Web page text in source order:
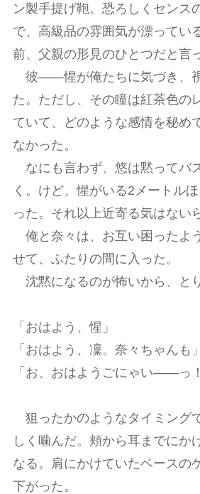
ン製手提げ鞄。恐ろしくセンス
で、高級品の雰囲気が漂ってい
前、父親の形見のひとつだと言
彼――惺が俺たちに気づき、
た。ただし、その瞳は紅茶色の
ていて、どのような感情を秘め
なかった。
なにも言わず、悠は黙ってバ
く。けど、惺がいる2メートル
った。それ以上近寄る気はない
俺と奈々は、お互い困ったよ
せて、ふたりの間に入った。
沈黙になるのが怖いから、と
「おはよう、惺」
「おはよう、凜。奈々ちゃんも」
「お、おはようごにゃい――っ！
狙ったかのようなタイミング
しく噛んだ。頬から耳までにか
なる。肩にかけていたベースの
下がった。